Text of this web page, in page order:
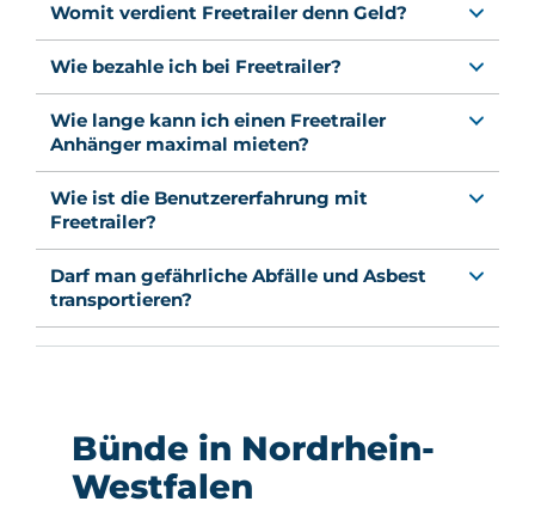
Womit verdient Freetrailer denn Geld?
Wie bezahle ich bei Freetrailer?
Wie lange kann ich einen Freetrailer
Anhänger maximal mieten?
Wie ist die Benutzererfahrung mit
Freetrailer?
Darf man gefährliche Abfälle und Asbest
transportieren?
Bünde in Nordrhein-
Westfalen